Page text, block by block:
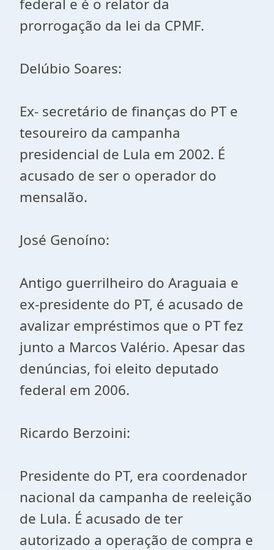
federal e é o relator da
prorrogação da lei da CPMF.
Delúbio Soares:
Ex- secretário de finanças do PT e
tesoureiro da campanha
presidencial de Lula em 2002. É
acusado de ser o operador do
mensalão.
José Genoíno:
Antigo guerrilheiro do Araguaia e
ex-presidente do PT, é acusado de
avalizar empréstimos que o PT fez
junto a Marcos Valério. Apesar das
denúncias, foi eleito deputado
federal em 2006.
Ricardo Berzoini:
Presidente do PT, era coordenador
nacional da campanha de reeleição
de Lula. É acusado de ter
autorizado a operação de compra e